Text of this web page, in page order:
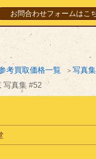
考買取価格一覧
写真
写真集 #52
お問合わせフォームはこ